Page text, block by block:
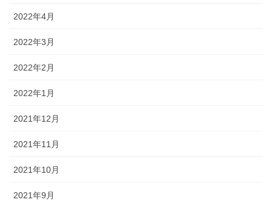
2022年4月
2022年3月
2022年2月
2022年1月
2021年12月
2021年11月
2021年10月
2021年9月